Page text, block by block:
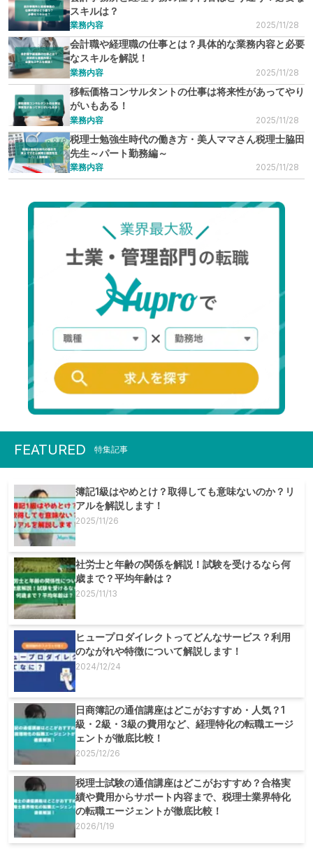
スキルは？
業務内容 2025/11/28
会計職や経理職の仕事とは？具体的な業務内容と必要
なスキルを解説！
業務内容 2025/11/28
移転価格コンサルタントの仕事は将来性があってやり
がいもある！
業務内容 2025/11/28
税理士勉強生時代の働き方・美人ママさん税理士脇田
先生～パート勤務編～
業務内容 2025/11/28
FEATURED 特集記事
簿記1級はやめとけ？取得しても意味ないのか？リ
アルを解説します！
2025/11/26
社労士と年齢の関係を解説！試験を受けるなら何
歳まで？平均年齢は？
2025/11/13
ヒュープロダイレクトってどんなサービス？利用
のながれや特徴について解説します！
2024/12/24
日商簿記の通信講座はどこがおすすめ・人気？1
級・2級・3級の費用など、経理特化の転職エージ
ェントが徹底比較！
2025/12/26
税理士試験の通信講座はどこがおすすめ？合格実
績や費用からサポート内容まで、税理士業界特化
の転職エージェントが徹底比較！
2026/1/19